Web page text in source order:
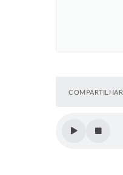
COMPARTILHAR